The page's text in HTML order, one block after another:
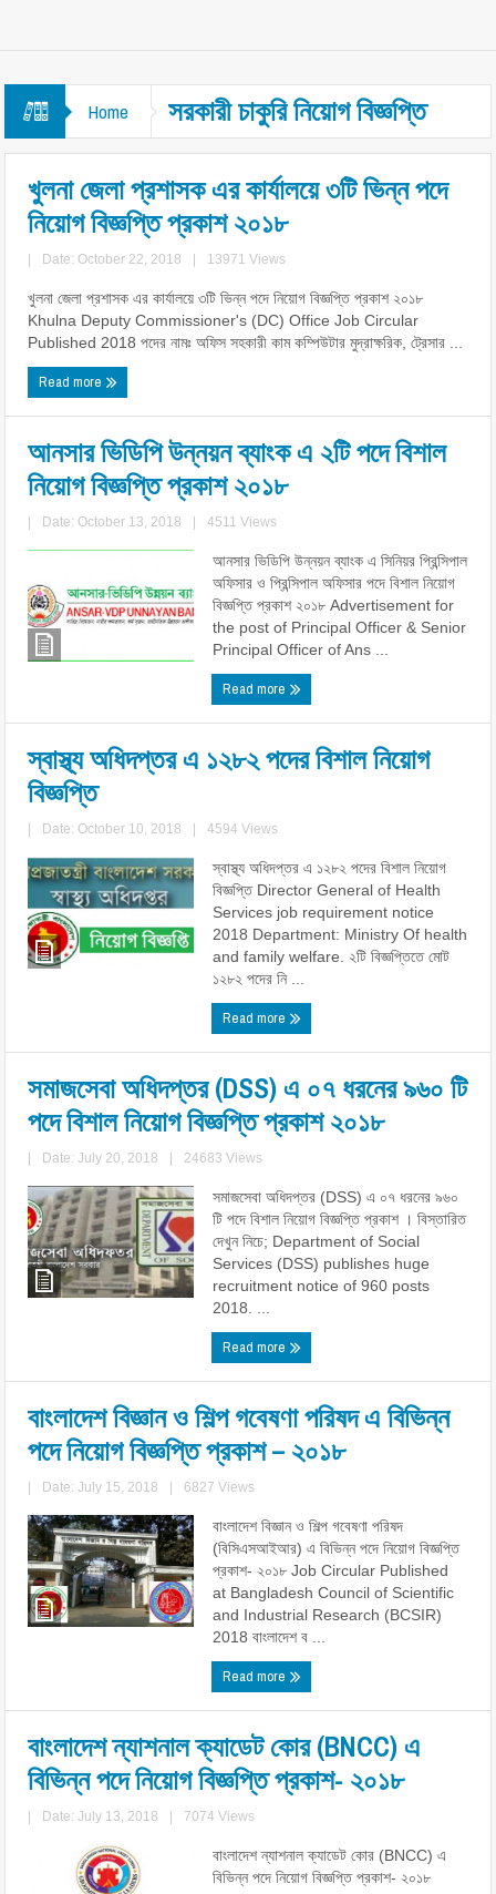
Home সরকারী চাকুরি নিয়োগ বিজ্ঞপ্তি
খুলনা জেলা প্রশাসক এর কার্যালয়ে ৩টি ভিন্ন পদে
নিয়োগ বিজ্ঞপ্তি প্রকাশ ২০১৮
Date: October 22, 2018 13971 Views
খুলনা জেলা প্রশাসক এর কার্যালয়ে ৩টি ভিন্ন পদে নিয়োগ বিজ্ঞপ্তি প্রকাশ ২০১৮
Khulna Deputy Commissioner's (DC) Office Job Circular
Published 2018 পদের নামঃ অফিস সহকারী কাম কম্পিউটার মুদ্রাক্ষরিক, ট্রেসার ...
Read more
আনসার ভিডিপি উন্নয়ন ব্যাংক এ ২টি পদে বিশাল
নিয়োগ বিজ্ঞপ্তি প্রকাশ ২০১৮
Date: October 13, 2018 4511 Views
আনসার ভিডিপি উন্নয়ন ব্যাংক এ সিনিয়র প্রিন্সিপাল
অফিসার ও প্রিন্সিপাল অফিসার পদে বিশাল নিয়োগ
বিজ্ঞপ্তি প্রকাশ ২০১৮ Advertisement for
the post of Principal Officer & Senior
Principal Officer of Ans ...
Read more
স্বাস্থ্য অধিদপ্তর এ ১২৮২ পদের বিশাল নিয়োগ
বিজ্ঞপ্তি
Date: October 10, 2018 4594 Views
স্বাস্থ্য অধিদপ্তর এ ১২৮২ পদের বিশাল নিয়োগ
বিজ্ঞপ্তি Director General of Health
Services job requirement notice
2018 Department: Ministry Of health
and family welfare. ২টি বিজ্ঞপ্তিতে মোট
১২৮২ পদের নি ...
Read more
সমাজসেবা অধিদপ্তর (DSS) এ ০৭ ধরনের ৯৬০ টি
পদে বিশাল নিয়োগ বিজ্ঞপ্তি প্রকাশ ২০১৮
Date: July 20, 2018 24683 Views
সমাজসেবা অধিদপ্তর (DSS) এ ০৭ ধরনের ৯৬০
টি পদে বিশাল নিয়োগ বিজ্ঞপ্তি প্রকাশ । বিস্তারিত
দেখুন নিচে; Department of Social
Services (DSS) publishes huge
recruitment notice of 960 posts
2018. ...
Read more
বাংলাদেশ বিজ্ঞান ও শিল্প গবেষণা পরিষদ এ বিভিন্ন
পদে নিয়োগ বিজ্ঞপ্তি প্রকাশ – ২০১৮
Date: July 15, 2018 6827 Views
বাংলাদেশ বিজ্ঞান ও শিল্প গবেষণা পরিষদ
(বিসিএসআইআর) এ বিভিন্ন পদে নিয়োগ বিজ্ঞপ্তি
প্রকাশ- ২০১৮ Job Circular Published
at Bangladesh Council of Scientific
and Industrial Research (BCSIR)
2018 বাংলাদেশ ব ...
Read more
বাংলাদেশ ন্যাশনাল ক্যাডেট কোর (BNCC) এ
বিভিন্ন পদে নিয়োগ বিজ্ঞপ্তি প্রকাশ- ২০১৮
Date: July 13, 2018 7074 Views
বাংলাদেশ ন্যাশনাল ক্যাডেট কোর (BNCC) এ
বিভিন্ন পদে নিয়োগ বিজ্ঞপ্তি প্রকাশ- ২০১৮